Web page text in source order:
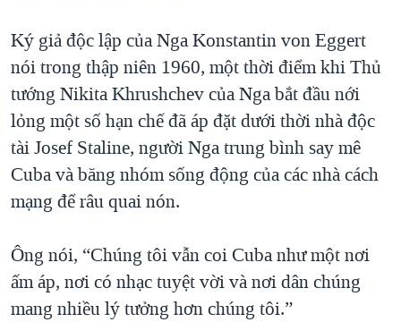
Ký giả độc lập của Nga Konstantin von Eggert
nói trong thập niên 1960, một thời điểm khi Thủ
tướng Nikita Khrushchev của Nga bắt đầu nới
lỏng một số hạn chế đã áp đặt dưới thời nhà độc
tài Josef Staline, người Nga trung bình say mê
Cuba và băng nhóm sống động của các nhà cách
mạng để râu quai nón.
Ông nói, “Chúng tôi vẫn coi Cuba như một nơi
ấm áp, nơi có nhạc tuyệt vời và nơi dân chúng
mang nhiều lý tưởng hơn chúng tôi.”